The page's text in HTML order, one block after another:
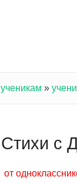
ученикам »
Стихи с
от